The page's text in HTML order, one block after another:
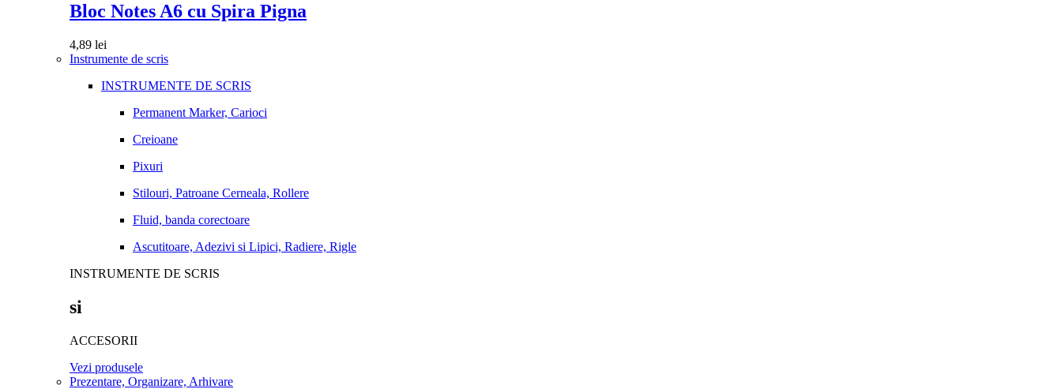
Bloc Notes A6 cu Spira Pigna
4,89 lei
Instrumente de scris
INSTRUMENTE DE SCRIS
Permanent Marker, Carioci
Creioane
Pixuri
Stilouri, Patroane Cerneala, Rollere
Fluid, banda corectoare
Ascutitoare, Adezivi si Lipici, Radiere, Rigle
INSTRUMENTE DE SCRIS
si
ACCESORII
Vezi produsele
Prezentare, Organizare, Arhivare